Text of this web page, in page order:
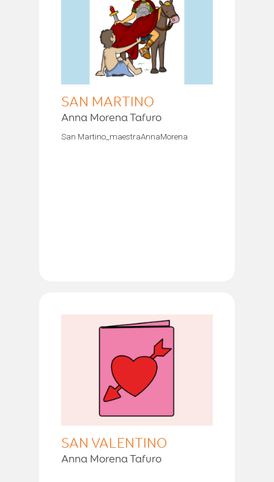
SAN MARTINO
Anna Morena Tafuro
San Martino_maestraAnnaMorena
SAN VALENTINO
Anna Morena Tafuro